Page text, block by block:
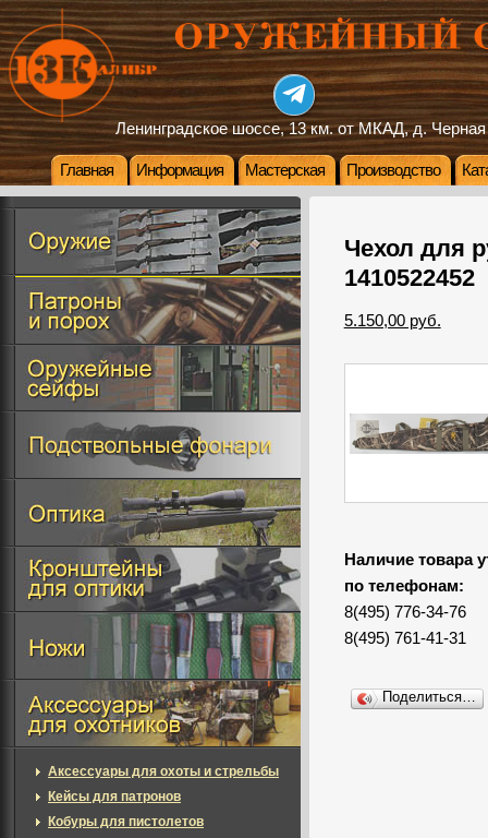
Ленинградское шоссе, 13 км. от МКАД, д. Черная
Главная Информация Мастерская Производство
Чехол для
1410522452
5.150,00 руб.
Наличие товара
по телефонам:
8(495) 776-34-76
8(495) 761-41-31
Поделиться…
Аксессуары для охоты и стрельбы
Кейсы для патронов
Кобуры для пистолетов